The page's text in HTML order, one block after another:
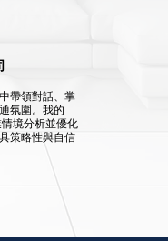
帶領對話、掌
氛圍。我的
境分析並優化
策略性與自信